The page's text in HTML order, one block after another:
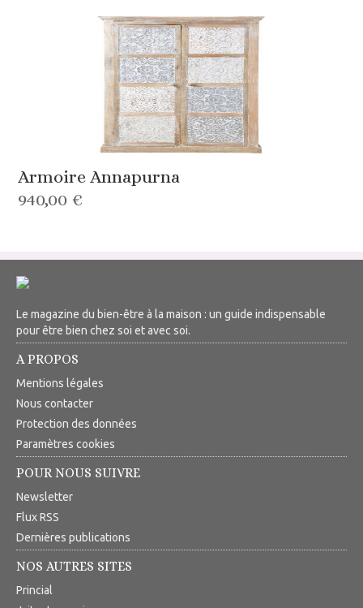
Armoire Annapurna
940,00 €
Le magazine du bien-être à la maison : un guide indispensable
pour être bien chez soi et avec soi.
A PROPOS
Mentions légales
Nous contacter
Protection des données
Paramètres cookies
POUR NOUS SUIVRE
Newsletter
Flux RSS
Dernières publications
NOS AUTRES SITES
Princial